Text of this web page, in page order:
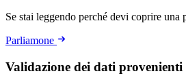
Se stai leggendo perché devi coprire una
Parliamone
Validazione dei dati provenienti